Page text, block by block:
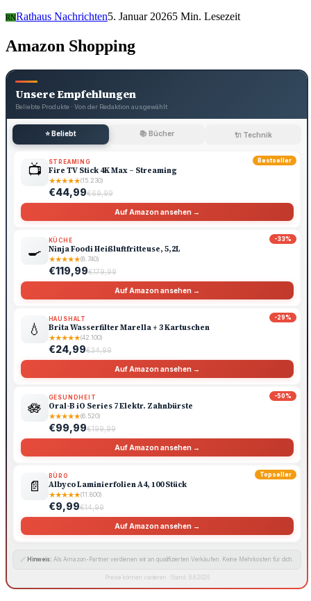
RNRathaus Nachrichten5. Januar 20265 Min. Lesezeit
Amazon Shopping
Unsere Empfehlungen
Beliebte Produkte · Von der Redaktion ausgewählt
⭐ Beliebt 📚 Bücher 🔌 Technik
Bestseller
📺 STREAMING
Fire TV Stick 4K Max – Streaming
★★★★★(15.230)
€44,99€69,99
Auf Amazon ansehen →
-33%
🍳
KÜCHE
Ninja Foodi Heißluftfritteuse, 5,2L
★★★★★(8.740)
€119,99€179,99
Auf Amazon ansehen →
-29%
💧
HAUSHALT
Brita Wasserfilter Marella + 3 Kartuschen
★★★★★(42.100)
€24,99€34,99
Auf Amazon ansehen →
-50%
🪷
GESUNDHEIT
Oral-B iO Series 7 Elektr. Zahnbürste
★★★★★(6.520)
€99,99€199,99
Auf Amazon ansehen →
Topseller
📄
BÜRO
Albyco Laminierfolien A4, 100 Stück
★★★★★(11.800)
€9,99€14,99
Auf Amazon ansehen →
🔗 Hinweis: Als Amazon-Partner verdienen wir an qualifizierten Verkäufen. Keine Mehrkosten für dich.
Preise können variieren · Stand: 8.8.2026